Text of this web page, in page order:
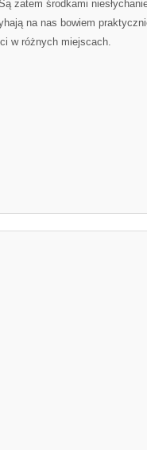
zatem środkami
na nas bowiem
w różnych miejscach.